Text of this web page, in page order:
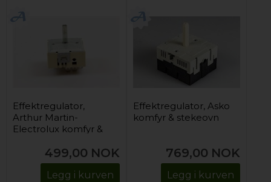
Effektregulator,
Arthur Martin-
Electrolux komfyr &
(enkelsone)499,00 NOK
Legg i kurven
Effektregulator, Asko
komfyr & stekeovn
769,00 NOK
Legg i kurven